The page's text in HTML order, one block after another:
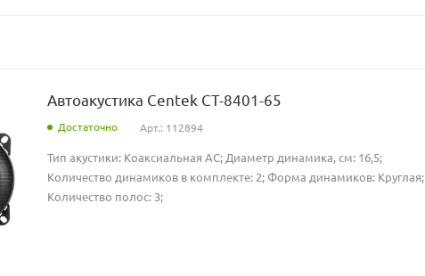
Автоакустика Centek CT-8401-65
Достаточно Арт.: 112894
Тип акустики: Коаксиальная АС; Диаметр динамика, см: 16,5;
Количество динамиков в комплекте: 2; Форма динамиков: Круглая;
Количество полос: 3;